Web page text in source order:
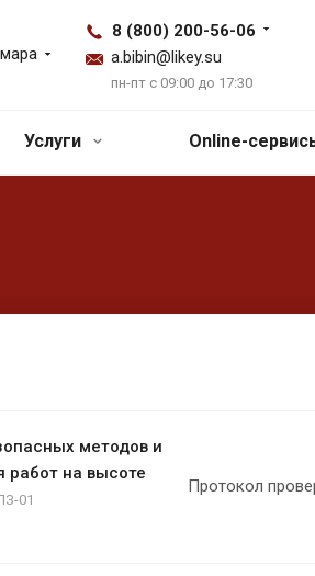
8 (800) 200-56-06
a.bibin@likey.su
пн-пт с 09:00 до 17:30
Услуги Online-
методов и
работ на высоте
01
Протокол